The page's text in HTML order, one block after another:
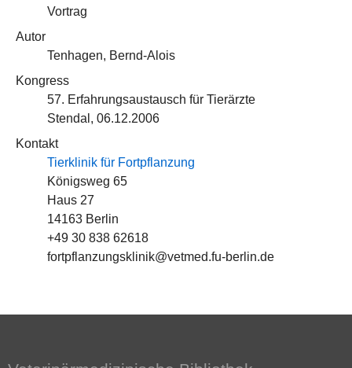
Vortrag
Autor
Tenhagen, Bernd-Alois
Kongress
57. Erfahrungsaustausch für Tierärzte
Stendal, 06.12.2006
Kontakt
Tierklinik für Fortpflanzung
Königsweg 65
Haus 27
14163 Berlin
+49 30 838 62618
fortpflanzungsklinik@vetmed.fu-berlin.de